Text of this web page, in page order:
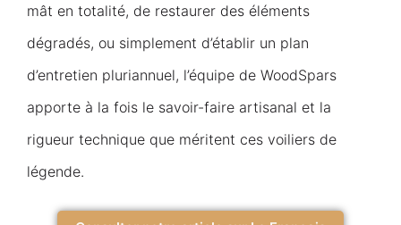
mât en totalité, de restaurer des éléments
dégradés, ou simplement d’établir un plan
d’entretien pluriannuel, l’équipe de WoodSpars
apporte à la fois le savoir-faire artisanal et la
rigueur technique que méritent ces voiliers de
légende.